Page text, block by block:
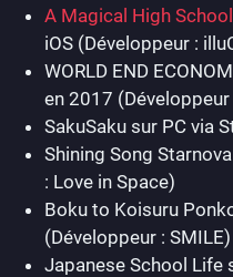
A Magical High
iOS (Développeur :
WORLD END
en 2017
SakuSaku sur PC via
Shining Song
: Love in Space)
Boku to Koisuru
(Développeur : SMILE)
Japanese School Life